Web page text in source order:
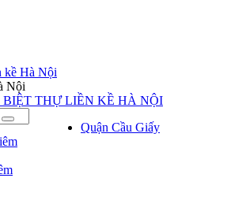
BIỆT THỰ LIỀN KỀ HÀ NỘI
Quận Cầu Giấy